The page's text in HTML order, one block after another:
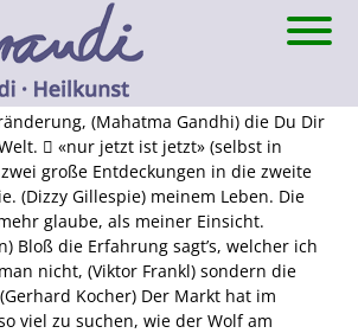
(Mahatma Gandhi) die Du Dir
«nur jetzt ist jetzt» (selbst in
zwei große Entdeckungen in die zweite
(Dizzy Gillespie) meinem Leben. Die
glaube, als meiner Einsicht.
Bloß die Erfahrung sagt’s, welcher ich
nicht, (Viktor Frankl) sondern die
(Gerhard Kocher) Der Markt hat im
viel zu suchen, wie der Wolf am